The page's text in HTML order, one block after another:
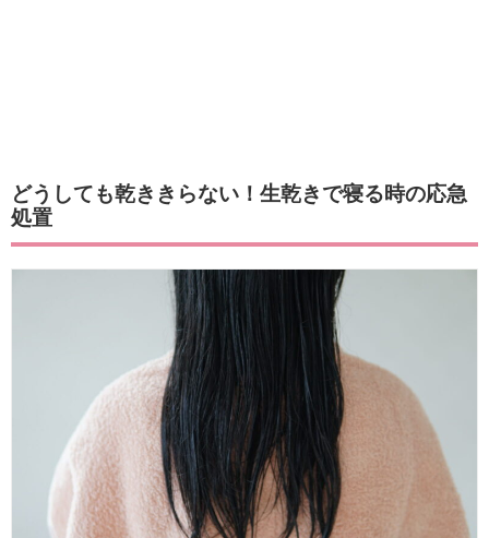
どうしても乾ききらない！生乾きで寝る時の応急
処置